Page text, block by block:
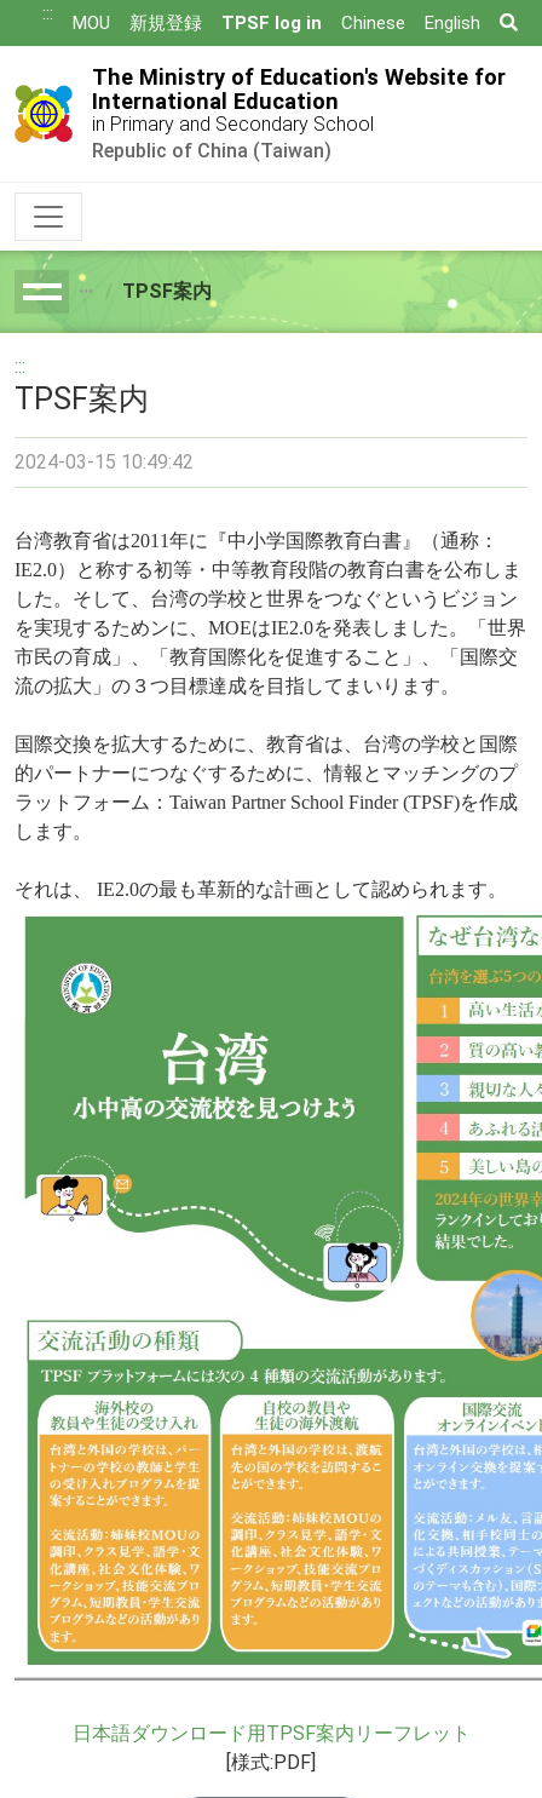
到
要
內
::: MOU 新規登録 TPSF log in Chinese English
The Ministry of Education's Website for
International Education
in Primary and Secondary School
Republic of China (Taiwan)
breadcrumbTPSF案内
:::
TPSF案内
2024-03-15 10:49:42
台湾教育省は2011年に『中小学国際教育白書』（通称：
IE2.0）と称する初等・中等教育段階の教育白書を公布しま
した。そして、台湾の学校と世界をつなぐというビジョン
を実現するためンに、MOEはIE2.0を発表しました。「世界
市民の育成」、「教育国際化を促進すること」、「国際交
流の拡大」の３つ目標達成を目指してまいります。
国際交換を拡大するために、教育省は、台湾の学校と国際
的パートナーにつなぐするために、情報とマッチングのプ
ラットフォーム：Taiwan Partner School Finder (TPSF)を作成
します。
それは、 IE2.0の最も革新的な計画として認められます。
日本語ダウンロード用TPSF案内リーフレット
[様式:PDF]